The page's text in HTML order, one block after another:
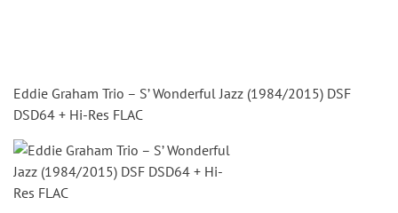
Eddie Graham Trio – S’ Wonderful Jazz (1984/2015) DSF
DSD64 + Hi-Res FLAC